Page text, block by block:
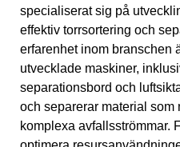
specialiserat sig på
effektiv torrsortering och
erfarenhet inom branschen
utvecklade maskiner,
separationsbord och
och separerar material som
komplexa avfallsströmmar.